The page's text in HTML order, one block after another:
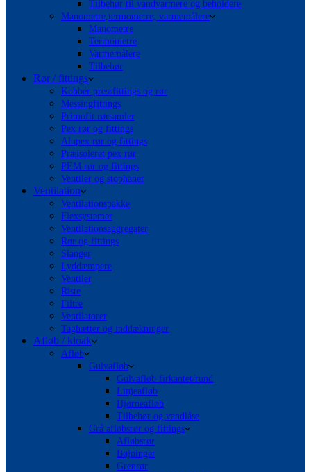
Tilbehør til vandvarmere og beholdere
Manometre,termometre, varmemålere
Manometre
Termometre
Varmemålere
Tilbehør
Rør / fittings
Kobber pressfittings og rør
Messingfittings
Primofit rørsamler
Pex rør og fittings
Alupex rør og fittings
Præisoleret pex rør
PEM rør og fittings
Ventiler og stophaner
Ventilation
Ventilationspakke
Flexsystemer
Ventilationsaggregater
Rør og fittings
Slanger
Lyddæmpere
Ventiler
Riste
Filtre
Ventilatorer
Taghætter og inddækninger
Afløb / kloak
Afløb
Gulvafløb
Gulvafløb firkantet/rund
Linjeafløb
Hjørneafløb
Tilbehør og vandlåse
Grå afløbsrør og fittings
Afløbsrør
Bøjninger
Grenrør